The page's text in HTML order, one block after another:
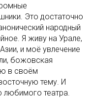
Это достаточно
народный
Я живу на Урале,
и моё увлечение
божовская
в своём
тему. И
любимого театра.